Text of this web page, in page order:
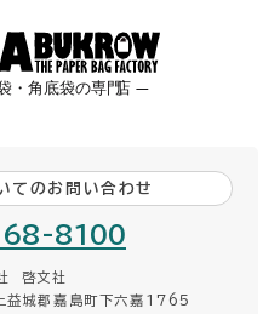
てのお問い合わせ
8100
啓文社
城郡嘉島町下六嘉1765